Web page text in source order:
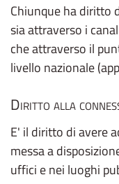
Chiunque ha diritto
sia attraverso i
che attraverso il
livello nazionale
Diritto alla
E' il diritto di avere
messa a
uffici e nei luoghi